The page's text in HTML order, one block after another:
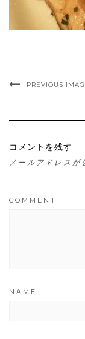
PREVIOUS
コメントを残す
メールアドレスが
COMMENT
NAME